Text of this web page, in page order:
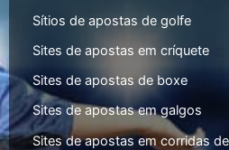
Sítios de apostas de golfe
Sites de apostas em críquete
Sites de apostas de boxe
Sites de apostas em galgos
Sites de apostas em corridas